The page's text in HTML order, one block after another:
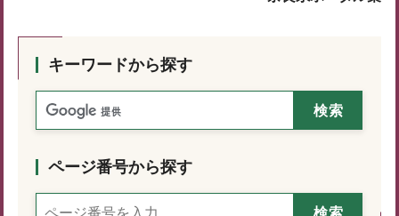
キーワードから探す
ページ番号から探す